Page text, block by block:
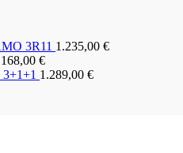
3R11 1.235,00 €
€
1.289,00 €